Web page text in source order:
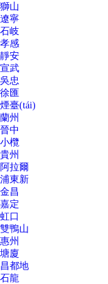
獅山
遼寧
石岐
孝感
靜安
宣武
吳忠
徐匯
煙臺(tái)
蘭州
晉中
小欖
貴州
阿拉爾
浦東新
金昌
嘉定
虹口
雙鴨山
惠州
塘廈
昌都地
石龍